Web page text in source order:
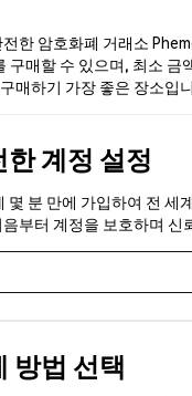
한 암호화폐 거래소
구매할 수 있으며, 최소
매하기 가장 좋은 장소입
계정 설정
몇 분 만에 가입하여 전 세
부터 계정을 보호하며
방법 선택